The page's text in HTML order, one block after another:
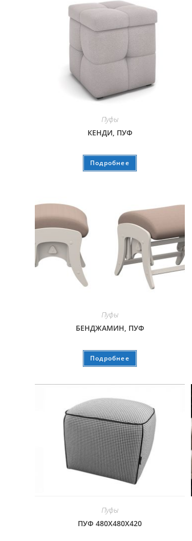
Пуфы
КЕНДИ, ПУФ
Подробнее
Пуфы
БЕНДЖАМИН, ПУФ
Подробнее
Пуфы
ПУФ 480Х480Х420